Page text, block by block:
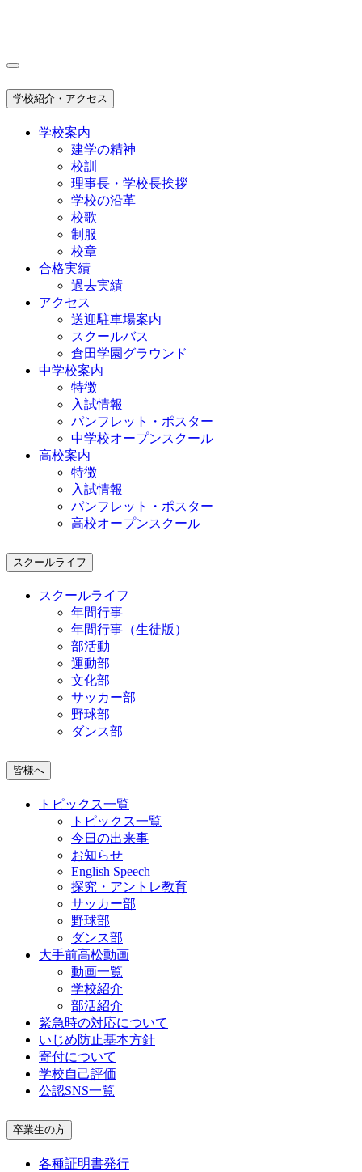
学校紹介・アクセス
学校案内
建学の精神
校訓
理事長・学校長挨拶
学校の沿革
校歌
制服
校章
合格実績
過去実績
アクセス
送迎駐車場案内
スクールバス
倉田学園グラウンド
中学校案内
特徴
入試情報
パンフレット・ポスター
中学校オープンスクール
高校案内
特徴
入試情報
パンフレット・ポスター
高校オープンスクール
スクールライフ
スクールライフ
年間行事
年間行事（生徒版）
部活動
運動部
文化部
サッカー部
野球部
ダンス部
皆様へ
トピックス一覧
トピックス一覧
今日の出来事
お知らせ
English Speech
探究・アントレ教育
サッカー部
野球部
ダンス部
大手前高松動画
動画一覧
学校紹介
部活紹介
緊急時の対応について
いじめ防止基本方針
寄付について
学校自己評価
公認SNS一覧
卒業生の方
各種証明書発行